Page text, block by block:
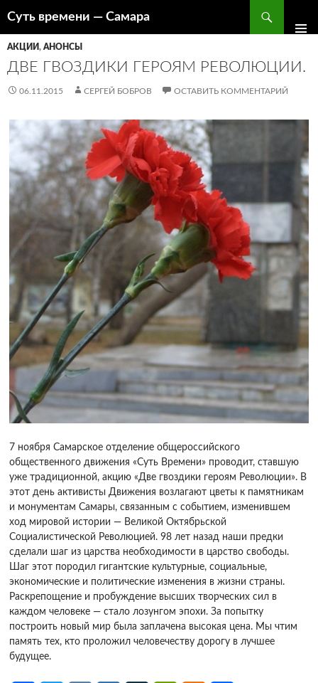
Суть времени — Самара
К
АКЦИИ, АНОНСЫ
ДВЕ ГВОЗДИКИ ГЕРОЯМ РЕВОЛЮЦИИ.
06.11.2015 СЕРГЕЙ БОБРОВ ОСТАВИТЬ КОММЕНТАРИЙ
7 ноября Самарское отделение общероссийского
общественного движения «Суть Времени» проводит, ставшую
уже традиционной, акцию «Две гвоздики героям Революции». В
этот день активисты Движения возлагают цветы к памятникам
и монументам Самары, связанным с событием, изменившем
ход мировой истории — Великой Октябрьской
Социалистической Революцией. 98 лет назад наши предки
сделали шаг из царства необходимости в царство свободы.
Шаг этот породил гигантские культурные, социальные,
экономические и политические изменения в жизни страны.
Раскрепощение и пробуждение высших творческих сил в
каждом человеке — стало лозунгом эпохи. За попытку
построить новый мир была заплачена высокая цена. Мы чтим
память тех, кто проложил человечеству дорогу в лучшее
будущее.